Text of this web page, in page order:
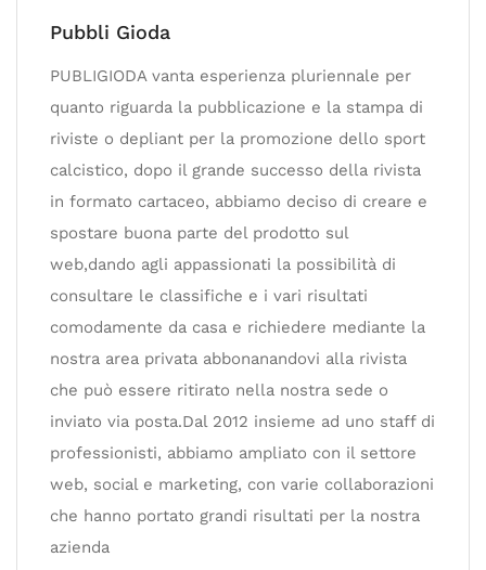
Pubbli Gioda
PUBLIGIODA vanta esperienza pluriennale per
quanto riguarda la pubblicazione e la stampa di
riviste o depliant per la promozione dello sport
calcistico, dopo il grande successo della rivista
in formato cartaceo, abbiamo deciso di creare e
spostare buona parte del prodotto sul
web,dando agli appassionati la possibilità di
consultare le classifiche e i vari risultati
comodamente da casa e richiedere mediante la
nostra area privata abbonanandovi alla rivista
che può essere ritirato nella nostra sede o
inviato via posta.Dal 2012 insieme ad uno staff di
professionisti, abbiamo ampliato con il settore
web, social e marketing, con varie collaborazioni
che hanno portato grandi risultati per la nostra
azienda